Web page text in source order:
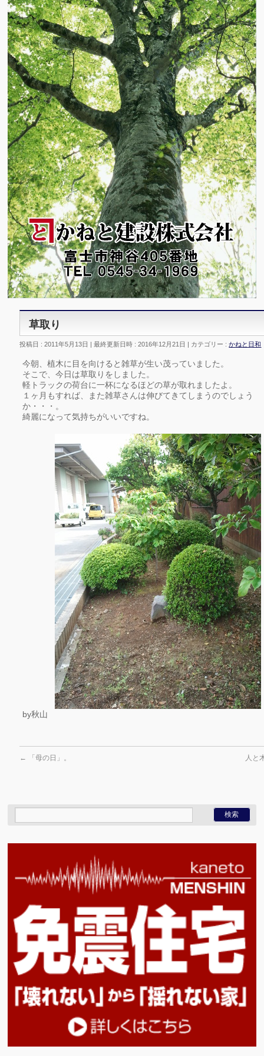
草取り
投稿日 : 2011年5月13日 最終更新日時 : 2016年12月21日 カテゴリー :かねと日和
今朝、植木に目を向けると雑草が生い茂っていました。
そこで、今日は草取りをしました。
軽トラックの荷台に一杯になるほどの草が取れましたよ。
１ヶ月もすれば、また雑草さんは伸びてきてしまうのでしょう
か・・・。
綺麗になって気持ちがいいですね。
by秋山
← 「母の日」。 人と